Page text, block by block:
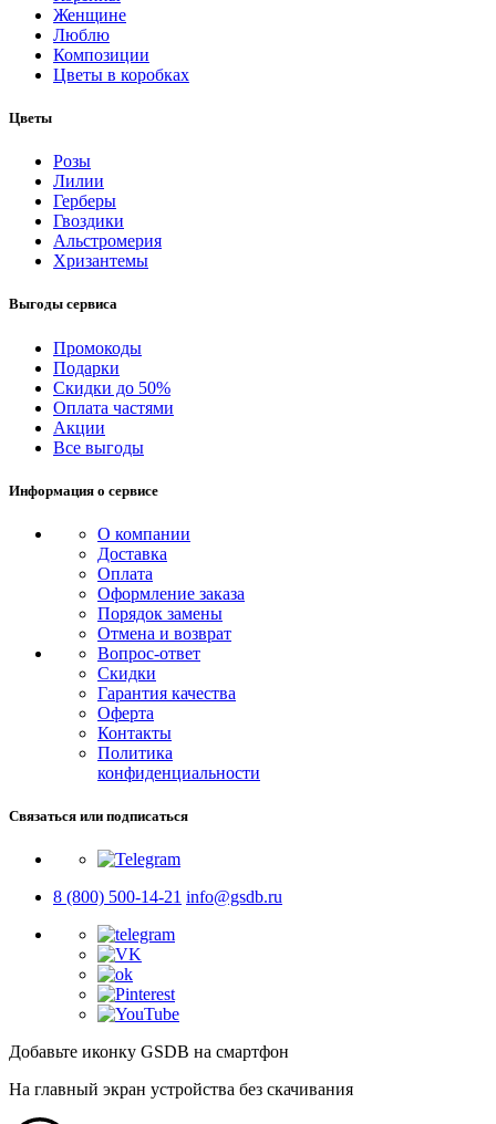
Женщине
Люблю
Композиции
Цветы в коробках
Цветы
Розы
Лилии
Герберы
Гвоздики
Альстромерия
Хризантемы
Выгоды сервиса
Промокоды
Подарки
Скидки до 50%
Оплата частями
Акции
Все выгоды
Информация о сервисе
О компании
Доставка
Оплата
Оформление заказа
Порядок замены
Отмена и возврат
Вопрос-ответ
Скидки
Гарантия качества
Оферта
Контакты
Политика
конфиденциальности
Связаться или подписаться
8 (800) 500-14-21 info@gsdb.ru
Добавьте иконку GSDB на смартфон
На главный экран устройства без скачивания